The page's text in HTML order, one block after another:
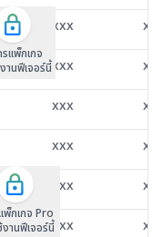
0.00
0.00
7,517.03
-18.51
-1.95
42.90
แพ็คเกจ B
านฟีเจอร์นี้
แพ็คเกจ B
านฟีเจอร์นี้
xxx
xxx
xxx
แพ็กเกจ
านฟีเจอร์นี้
xxx
xxx
xxx
พ็กเกจ Pro
งานฟีเจอร์นี้